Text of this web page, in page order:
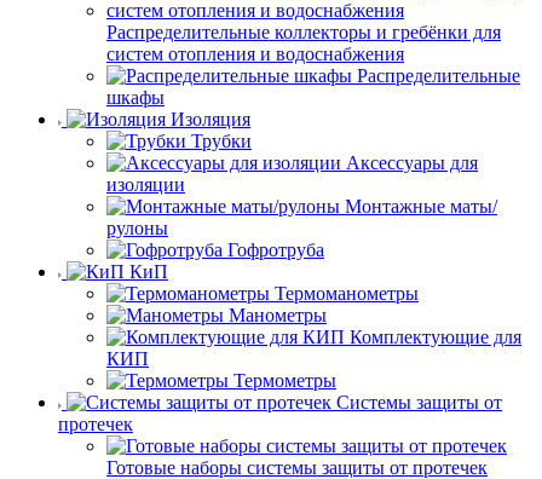
Распределительные коллекторы и гребёнки для
систем отопления и водоснабжения
Распределительные
шкафы
Изоляция
Трубки
Аксессуары для
изоляции
Монтажные маты/
рулоны
Гофротруба
КиП
Термоманометры
Манометры
Комплектующие для
КИП
Термометры
Системы защиты от
протечек
Готовые наборы системы защиты от протечек